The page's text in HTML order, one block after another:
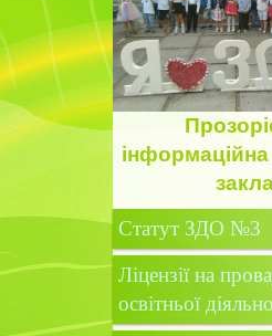
інформаційна
Статут ЗДО №3
Ліцензії на
освітньої